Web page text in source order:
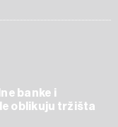
banke i
oblikuju tržišta